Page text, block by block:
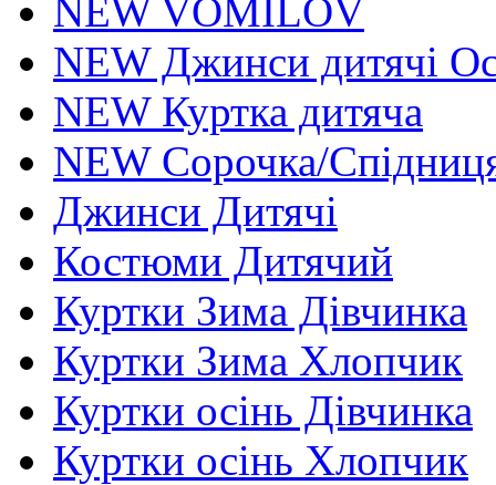
NEW VOMILOV
NEW Джинси дитячі
NEW Куртка дитяча
NEW Сорочка/
Джинси Дитячі
Костюми Дитячий
Куртки Зима Дівчинка
Куртки Зима Хлопчик
Куртки осінь Дівчинка
Куртки осінь Хлопчик